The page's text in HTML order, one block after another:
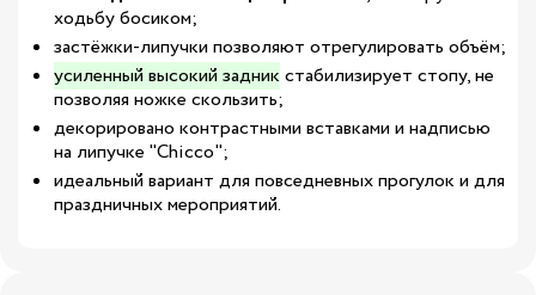
ходьбу босиком;
застёжки-липучки позволяют отрегулировать объём;
усиленный высокий задник стабилизирует стопу, не
позволяя ножке скользить;
декорировано контрастными вставками и надписью
на липучке "Chicco";
идеальный вариант для повседневных прогулок и для
праздничных мероприятий.